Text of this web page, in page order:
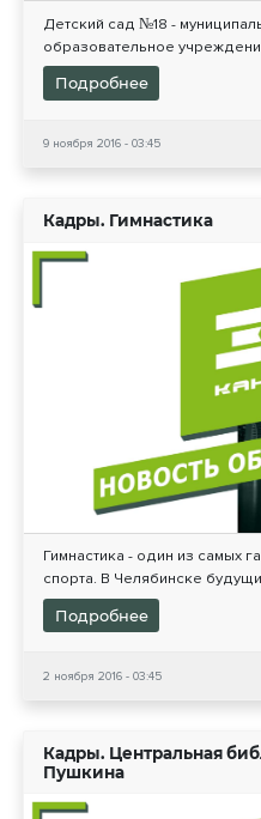
Детский сад №18 -
образовательное
Подробнее
9 ноября 2016 - 03:45
Кадры. Гимнастика
Гимнастика - один из самых
спорта. В Челябинске
Подробнее
2 ноября 2016 - 03:45
Кадры. Центральная
Пушкина